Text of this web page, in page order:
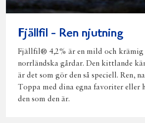
Fjällfil - Ren njutning
Fjällfil® 4,2% är en mild och
norrländska gårdar. Den kittlande
är det som gör den så speciell. Ren,
Toppa med dina egna favoriter eller
den som den är.